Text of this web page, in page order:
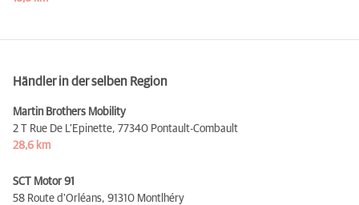
Händler in der selben Region
Martin Brothers Mobility
2 T Rue De L’Epinette, 77340 Pontault-Combault
28,6 km
SCT Motor 91
58 Route d'Orléans, 91310 Montlhéry